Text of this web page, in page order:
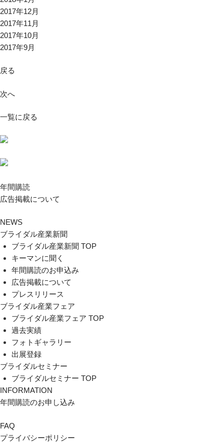
2017年12月
2017年11月
2017年10月
2017年9月
戻る
次へ
一覧に戻る
年間購読
広告掲載について
NEWS
ブライダル産業新聞
ブライダル産業新聞 TOP
キーマンに聞く
年間購読のお申込み
広告掲載について
プレスリリース
ブライダル産業フェア
ブライダル産業フェア TOP
過去実績
フォトギャラリー
出展登録
ブライダルセミナー
ブライダルセミナー TOP
INFORMATION
年間購読のお申し込み
FAQ
プライバシーポリシー